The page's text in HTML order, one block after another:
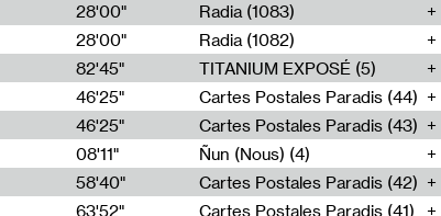
28'00"
Radia (1083)
28'00"
Radia (1082)
82'45"
TITANIUM EXPOSÉ (5)
46'25"
Cartes Postales Paradis (44)
46'25"
Cartes Postales Paradis (43)
08'11"
Ñun (Nous) (4)
58'40"
Cartes Postales Paradis (42)
63'52"
Cartes Postales Paradis (41)